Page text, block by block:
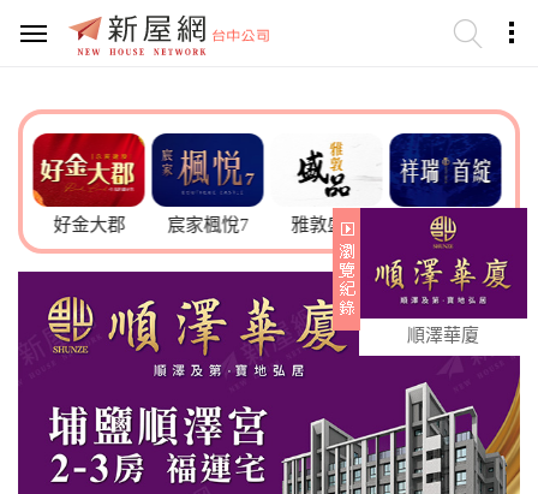
順澤華廈
金大郡 宸家楓悅7 雅敦盛品 祥瑞首綻